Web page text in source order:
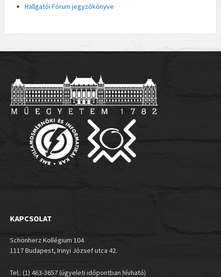
Hallgatói Fórum jegyzőkönyve
KAPCSOLAT
Schönherz Kollégium 104
1117 Budapest, Irinyi József utca 42.
Tel.: (1) 463-3657 (ügyeleti időpontban hívható)